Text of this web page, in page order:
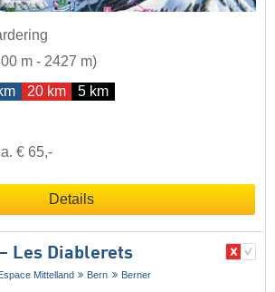
m - 2427 m)
20 km 5 km
€ 65,-
Details
Les Diablerets
Mittelland Bern
Berner